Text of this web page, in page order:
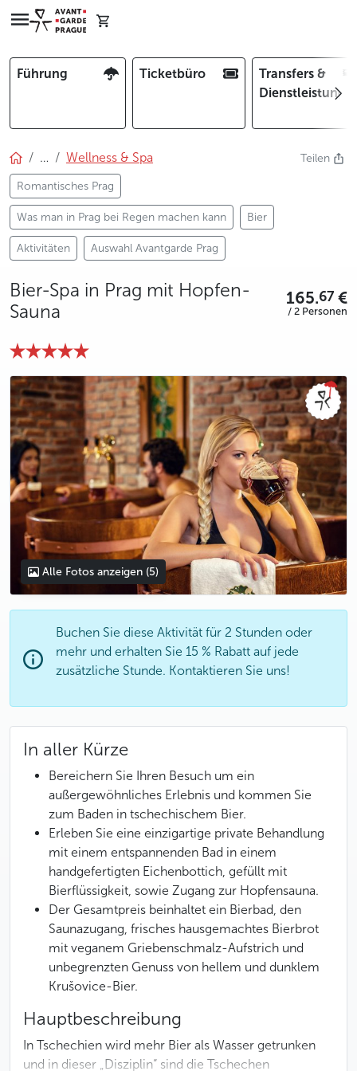
Führung Ticketbüro
Transfers &
… Wellness & Spa
Romantisches Prag
Was man in Prag bei Regen machen kann Bier
Aktivitäten Auswahl Avantgarde Prag
Teilen
Bier-Spa in Prag mit Hopfen-
Sauna
165.67 €
/ 2 Personen
photo 5
Alle Fotos anzeigen (5)
Buchen Sie diese Aktivität für 2 Stunden oder
mehr und erhalten Sie 15 % Rabatt auf jede
zusätzliche Stunde. Kontaktieren Sie uns!
In aller Kürze
Bereichern Sie Ihren Besuch um ein
außergewöhnliches Erlebnis und kommen Sie
zum Baden in tschechischem Bier.
Erleben Sie eine einzigartige private Behandlung
mit einem entspannenden Bad in einem
handgefertigten Eichenbottich, gefüllt mit
Bierflüssigkeit, sowie Zugang zur Hopfensauna.
Der Gesamtpreis beinhaltet ein Bierbad, den
Saunazugang, frisches hausgemachtes Bierbrot
mit veganem Griebenschmalz-Aufstrich und
unbegrenzten Genuss von hellem und dunklem
Krušovice-Bier.
Hauptbeschreibung
In Tschechien wird mehr Bier als Wasser getrunken
und in dieser „Disziplin“ sind die Tschechen